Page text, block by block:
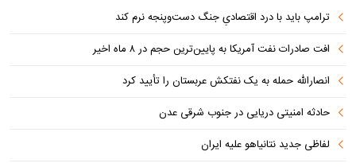
ترامپ باید با درد اقتصادیِ جنگ دست‌و‌پنجه نرم کند
افت صادرات نفت آمریکا به پایین‌ترین حجم در ۸ ماه اخیر
انصارالله حمله به یک نفتکش عربستان را تأیید کرد
حادثه امنیتی دریایی در جنوب شرقی عدن
لفاظی جدید نتانیاهو علیه ایران